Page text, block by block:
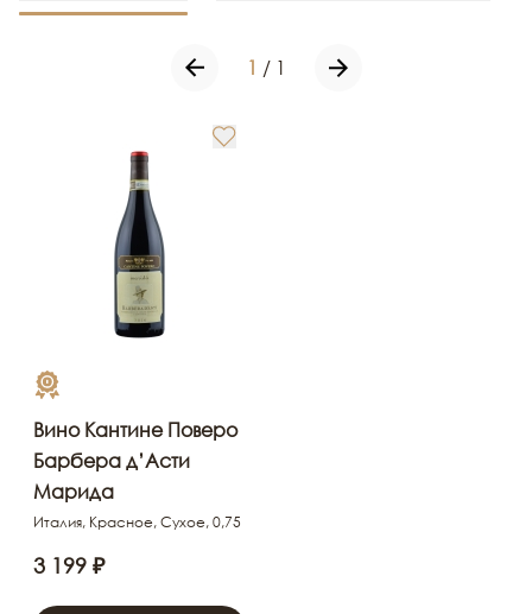
1 / 1
Вино Кантине Поверо
Барбера д’Асти
Марида
Италия, Красное, Сухое, 0,75
3 199 ₽